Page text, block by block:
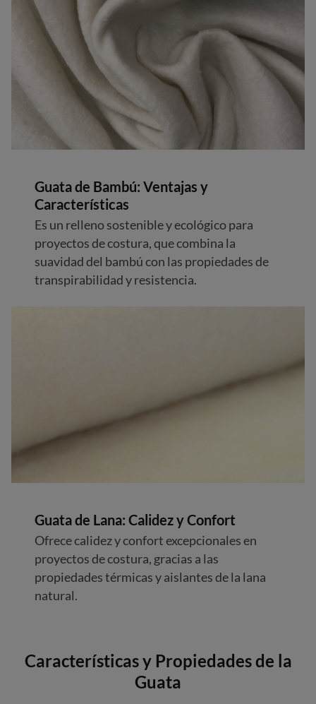
Guata de Bambú: Ventajas y
Características
Es un relleno sostenible y ecológico para
proyectos de costura, que combina la
suavidad del bambú con las propiedades de
transpirabilidad y resistencia.
Guata de Lana: Calidez y Confort
Ofrece calidez y confort excepcionales en
proyectos de costura, gracias a las
propiedades térmicas y aislantes de la lana
natural.
Características y Propiedades de la
Guata